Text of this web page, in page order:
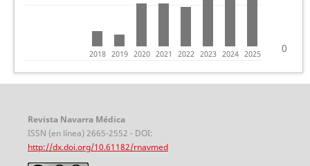
0
2018 2019 2020 2021 2022 2023 2024 2025
Revista Navarra Médica
ISSN (en línea) 2665-2552 - DOI:
http://dx.doi.org/10.61182/rnavmed